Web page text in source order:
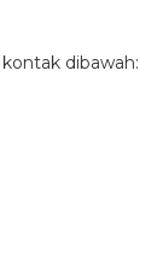
dibawah: